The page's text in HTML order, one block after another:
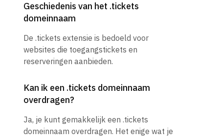
Geschiedenis van het .tickets
domeinnaam
De .tickets extensie is bedoeld voor
websites die toegangstickets en
reserveringen aanbieden.
Kan ik een .tickets domeinnaam
overdragen?
Ja, je kunt gemakkelijk een .tickets
domeinnaam overdragen. Het enige wat je